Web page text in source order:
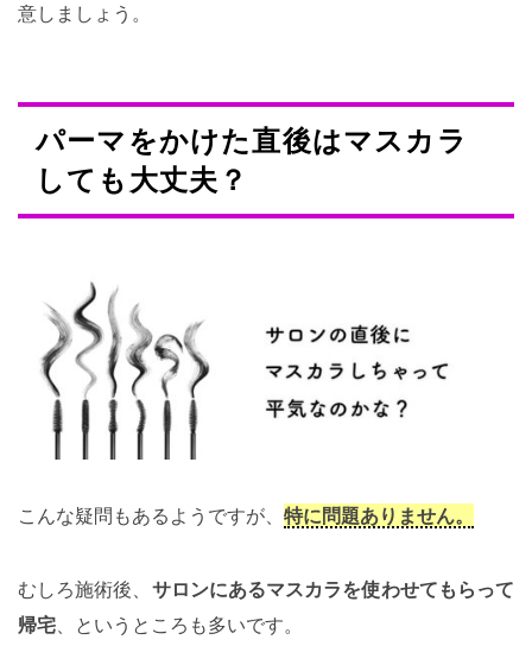
意しましょう。
パーマをかけた直後はマスカラ
しても大丈夫？
こんな疑問もあるようですが、 特に問題ありません。
むしろ施術後、 サロンにあるマスカラを使わせてもらって
帰宅 、というところも多いです。